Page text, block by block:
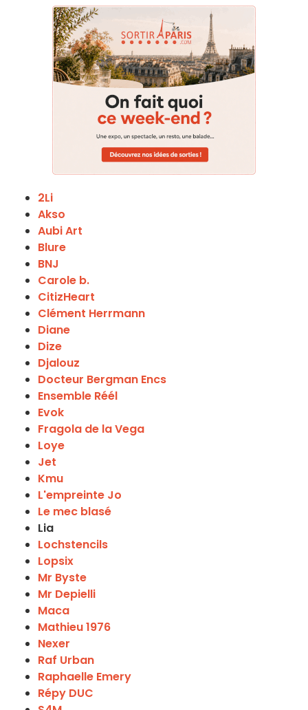
2Li
Akso
Aubi Art
Blure
BNJ
Carole b.
CitizHeart
Clément Herrmann
Diane
Dize
Djalouz
Docteur Bergman Encs
Ensemble Réél
Evok
Fragola de la Vega
Loye
Jet
Kmu
L'empreinte Jo
Le mec blasé
Lia
Lochstencils
Lopsix
Mr Byste
Mr Depielli
Maca
Mathieu 1976
Nexer
Raf Urban
Raphaelle Emery
Répy DUC